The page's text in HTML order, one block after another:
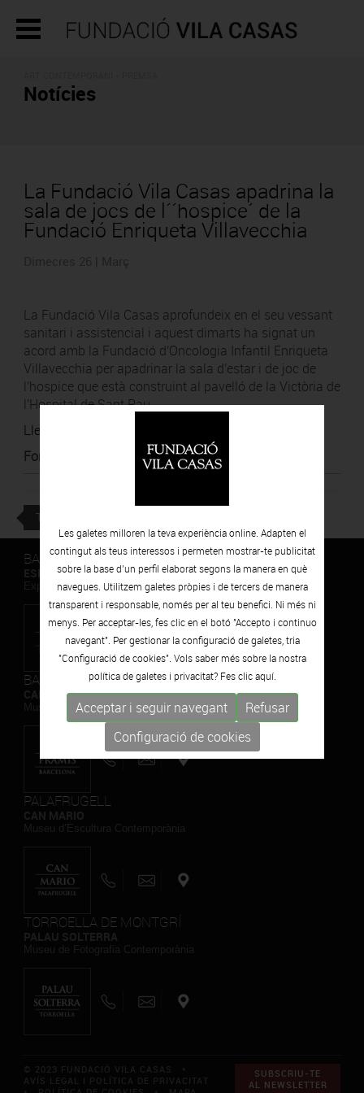
Notícies
La Fundació Vila Casas apadrina la
sala de jocs de l´´hospice´ de la
Fundació Enriqueta Villavecchia
La Fundació Vila Casas aprofundeix en el seu vessant
sanitari i assistencial i aquest dimarts ha signat un
acord amb la Fundació d'Oncologia Infantil Enriqueta
Villavecchia per apadrinar la sala d'estar i de joc de
l'hospice que està construint al pavelló de la Victòria de
l'Hospital de Sant Pau.
Llegir notícia
Font
TORNAR
BARCELONA
ESPAIS VOLART
Exposicions Temporals d'Art Contemporani
BARCELONA
CAN FRAMIS
Museu de Pintura Contemporània
PALAFRUGELL
TORROELLA DE MONTGRÍ
SUBSCRIU-TE
AL NEWSLETTER
Les galetes milloren la teva experiència online. Adapten el
contingut als teus interessos i permeten mostrar-te publicitat
sobre la base d’un perfil elaborat segons la manera en què
navegues. Utilitzem galetes pròpies i de tercers de manera
transparent i responsable, només per al teu benefici. Ni més ni
menys. Per acceptar-les, fes clic en el botó "Accepto i continuo
navegant". Per gestionar la configuració de galetes, tria
"Configuració de cookies". Vols saber més sobre la nostra
política de galetes i privacitat? Fes clicaquí.
Acceptar i seguir navegant
Refusar
Configuració de cookies